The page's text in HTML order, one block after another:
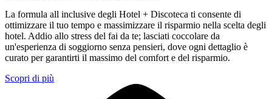
La formula all inclusive degli Hotel + Discoteca ti consente di
ottimizzare il tuo tempo e massimizzare il risparmio nella scelta degli
hotel. Addio allo stress del fai da te; lasciati coccolare da
un'esperienza di soggiorno senza pensieri, dove ogni dettaglio è
curato per garantirti il massimo del comfort e del risparmio.
Scopri di più